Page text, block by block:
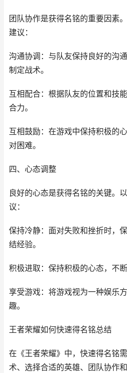
团队协作是获得名铭的重要因素
建议：
沟通协调：与队友保持良好的沟
制定战术。
互相配合：根据队友的位置和技
合力。
互相鼓励：在游戏中保持积极的
对困难。
四、心态调整
良好的心态是获得名铭的关键。
议：
保持冷静：面对失败和挫折时，
结经验。
积极进取：保持积极的心态，不断
享受游戏：将游戏视为一种娱乐
趣。
王者荣耀如何快速得名铭总结
在《王者荣耀》中，快速得名铭
术、选择合适的英雄、团队协作